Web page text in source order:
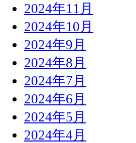
2024年11月
2024年10月
2024年9月
2024年8月
2024年7月
2024年6月
2024年5月
2024年4月